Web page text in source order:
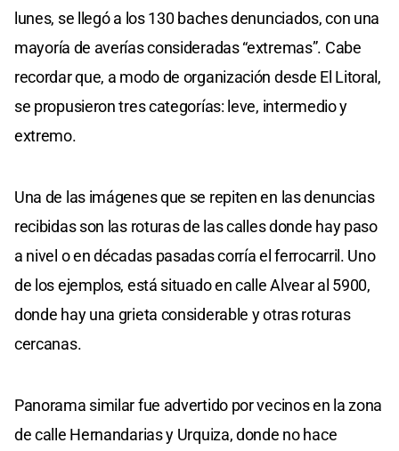
lunes, se llegó a los 130 baches denunciados, con una
mayoría de averías consideradas “extremas”. Cabe
recordar que, a modo de organización desde El Litoral,
se propusieron tres categorías: leve, intermedio y
extremo.
Una de las imágenes que se repiten en las denuncias
recibidas son las roturas de las calles donde hay paso
a nivel o en décadas pasadas corría el ferrocarril. Uno
de los ejemplos, está situado en calle Alvear al 5900,
donde hay una grieta considerable y otras roturas
cercanas.
Panorama similar fue advertido por vecinos en la zona
de calle Hernandarias y Urquiza, donde no hace